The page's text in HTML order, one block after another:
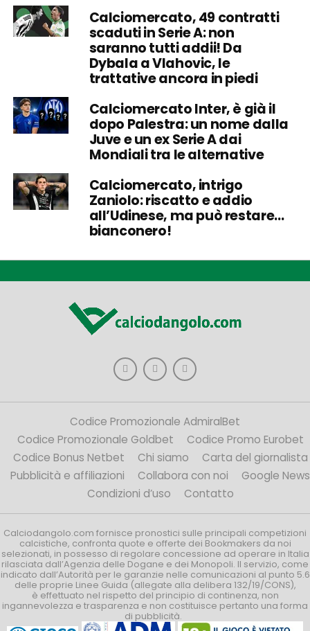
Calciomercato, 49 contratti
scaduti in Serie A: non
saranno tutti addii! Da
Dybala a Vlahovic, le
trattative ancora in piedi
Calciomercato Inter, è già il
dopo Palestra: un nome dalla
Juve e un ex Serie A dai
Mondiali tra le alternative
Calciomercato, intrigo
Zaniolo: riscatto e addio
all’Udinese, ma può restare…
bianconero!
Codice Promozionale AdmiralBet
Codice Promozionale Goldbet
Codice Promo Eurobet
Codice Bonus Netbet
Chi siamo
Carta del giornalista
Pubblicità e affiliazioni
Collabora con noi
Google News
Condizioni d’uso
Contatto
Calciodangolo.com fornisce pronostici sulle principali competizioni
calcistiche, confronta quote e offerte dei Bookmakers da noi
selezionati, in possesso di regolare concessione ad operare in Italia
rilasciata dall’Agenzia delle Dogane e dei Monopoli. Il servizio, come
indicato dall’Autorità per le garanzie nelle comunicazioni al punto 5.6
delle proprie Linee Guida (allegate alla delibera 132/19/CONS),
è effettuato nel rispetto del principio di continenza, non
ingannevolezza e trasparenza e non costituisce pertanto una forma
di pubblicità.